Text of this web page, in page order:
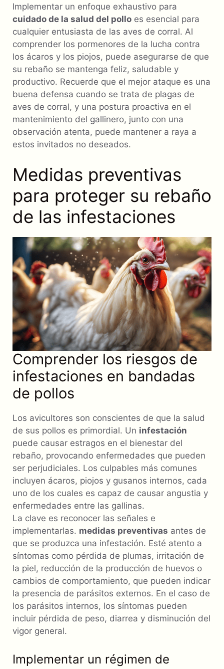
Implementar un enfoque exhaustivo para
cuidado de la salud del pollo es esencial para
cualquier entusiasta de las aves de corral. Al
comprender los pormenores de la lucha contra
los ácaros y los piojos, puede asegurarse de que
su rebaño se mantenga feliz, saludable y
productivo. Recuerde que el mejor ataque es una
buena defensa cuando se trata de plagas de
aves de corral, y una postura proactiva en el
mantenimiento del gallinero, junto con una
observación atenta, puede mantener a raya a
estos invitados no deseados.
Medidas preventivas
para proteger su rebaño
de las infestaciones
Comprender los riesgos de
infestaciones en bandadas
de pollos
Los avicultores son conscientes de que la salud
de sus pollos es primordial. Un infestación
puede causar estragos en el bienestar del
rebaño, provocando enfermedades que pueden
ser perjudiciales. Los culpables más comunes
incluyen ácaros, piojos y gusanos internos, cada
uno de los cuales es capaz de causar angustia y
enfermedades entre las gallinas.
La clave es reconocer las señales e
implementarlas. medidas preventivas antes de
que se produzca una infestación. Esté atento a
síntomas como pérdida de plumas, irritación de
la piel, reducción de la producción de huevos o
cambios de comportamiento, que pueden indicar
la presencia de parásitos externos. En el caso de
los parásitos internos, los síntomas pueden
incluir pérdida de peso, diarrea y disminución del
vigor general.
Implementar un régimen de